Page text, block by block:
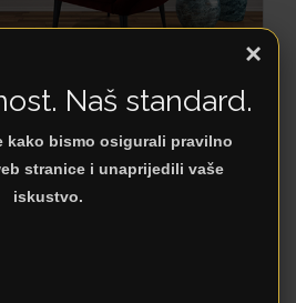
×
Naš standard.
kako bismo osigurali pravilno
stranice i unaprijedili vaše
iskustvo.